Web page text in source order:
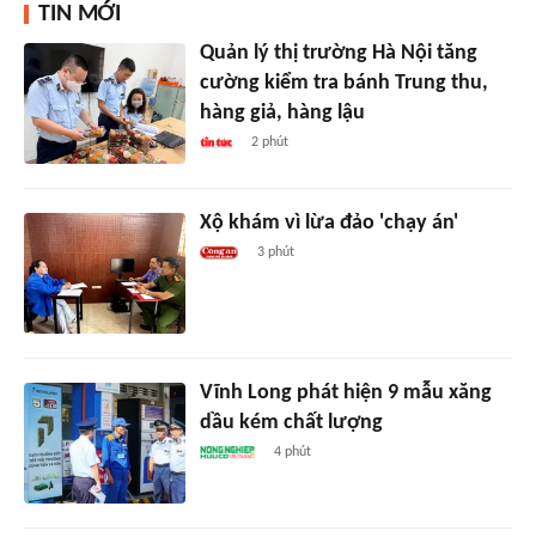
TIN MỚI
Quản lý thị trường Hà Nội tăng
cường kiểm tra bánh Trung thu,
hàng giả, hàng lậu
2 phút
Xộ khám vì lừa đảo 'chạy án'
3 phút
Vĩnh Long phát hiện 9 mẫu xăng
dầu kém chất lượng
4 phút